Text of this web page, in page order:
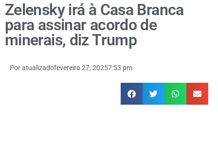
Zelensky irá à Casa Branca
para assinar acordo de
minerais, diz Trump
Poratualizadofevereiro 27, 20257:53 pm